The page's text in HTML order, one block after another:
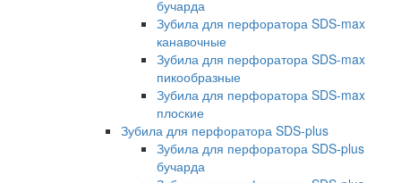
бучарда
Зубила для перфоратора SDS-max
канавочные
Зубила для перфоратора SDS-max
пикообразные
Зубила для перфоратора SDS-max
плоские
Зубила для перфоратора SDS-plus
Зубила для перфоратора SDS-plus
бучарда